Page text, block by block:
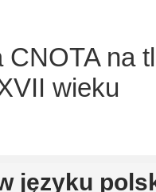
CNOTA na
wieku
języku